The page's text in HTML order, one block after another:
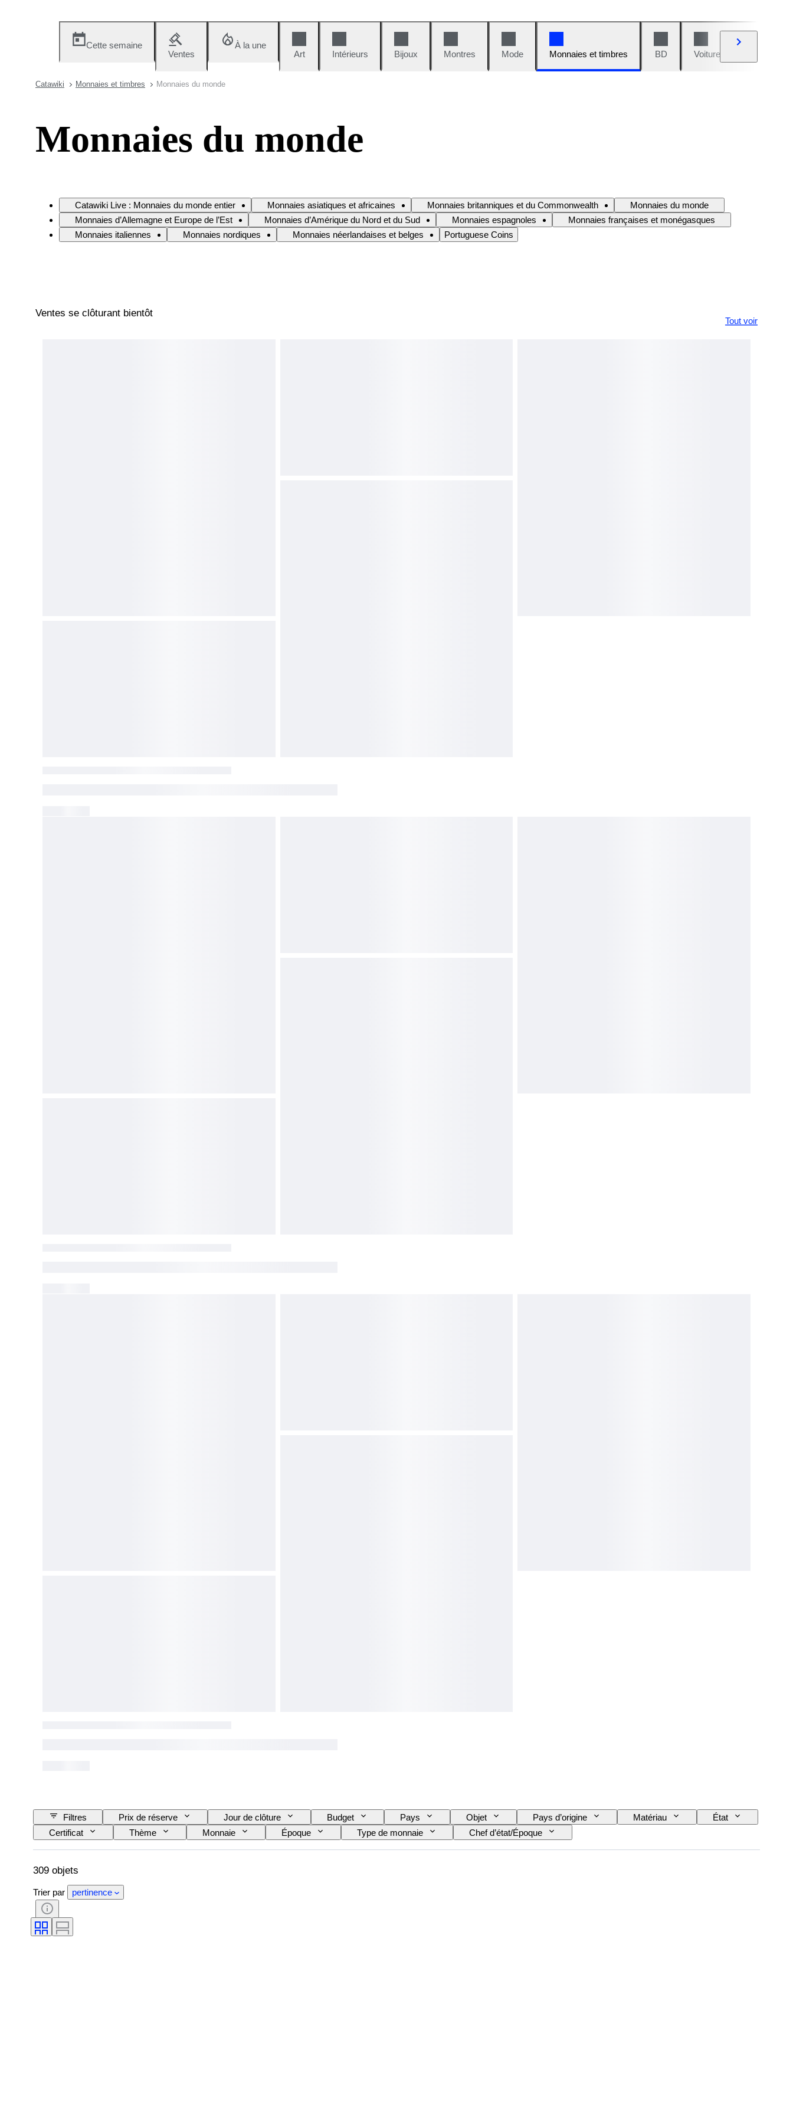
Cette semaine
Ventes
À la une
Art
Intérieurs Bijoux Montres Mode Monnaies et timbres BD Voitures et motos
Catawiki Monnaies et timbres Monnaies du monde
Monnaies du monde
Catawiki Live : Monnaies du monde entier Monnaies asiatiques et africaines Monnaies britanniques et du Commonwealth
Monnaies du monde
Monnaies d’Allemagne et Europe de l’Est
Monnaies d’Amérique du Nord et du Sud Monnaies espagnoles
Monnaies françaises et monégasques
Monnaies italiennes
Monnaies nordiques Monnaies néerlandaises et belges Portuguese Coins
Ventes se clôturant bientôt
Tout voir
Filtres Prix de réserve Jour de clôture Budget Pays Objet Pays d’origine Matériau
État
Certificat
Thème Monnaie Époque Type de monnaie Chef d’état/Époque
309 objets
Trier par pertinence